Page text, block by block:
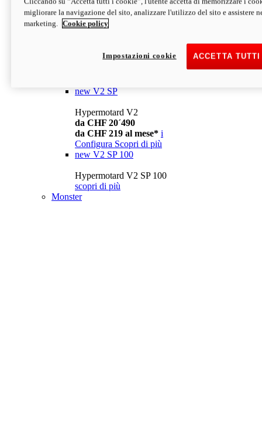
da CHF 13´990
Configura Scopri di più
newV2
da CHF 15´990
new V2 SP
Hypermotard V2
da CHF 20´490
da CHF 219 al mese* i
Configura Scopri di più
new V2 SP 100
Hypermotard V2 SP 100
scopri di più
Monster
migliorare la navigazione del sito, analizzare l'utilizzo del sito e assistere
marketing.
Cookie policy
ACCETTA
Impostazioni cookie